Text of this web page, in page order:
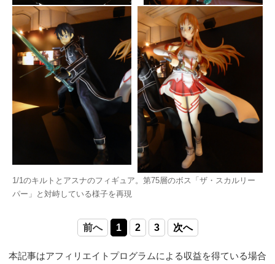
1/1のキルトとアスナのフィギュア。第75層のボス「ザ・スカルリー
パー」と対峙している様子を再現
前へ 1 2 3 次へ
本記事はアフィリエイトプログラムによる収益を得ている場合